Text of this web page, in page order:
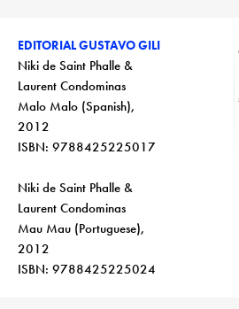
EDITORIAL GUSTAVO GILI
Niki de Saint Phalle &
Laurent Condominas
Malo Malo (Spanish),
2012
ISBN: 9788425225017
Niki de Saint Phalle &
Laurent Condominas
Mau Mau (Portuguese),
2012
ISBN: 9788425225024